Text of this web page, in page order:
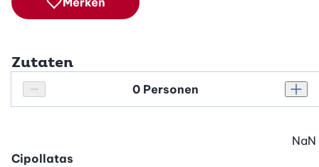
Zutaten
Personenanzahl verringern
Personenanzahl
Cipollatas
NaN